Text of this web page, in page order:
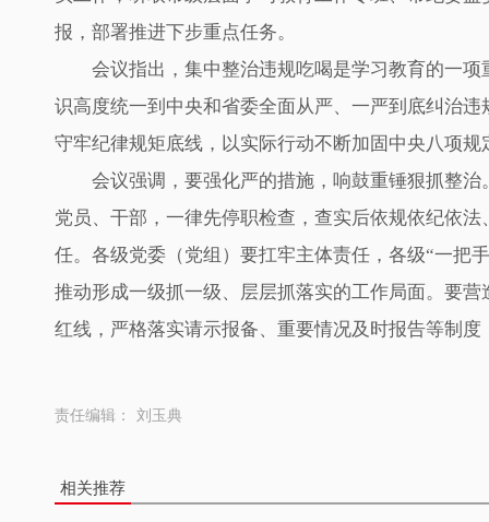
报，部署推进下步重点任务。
会议指出，集中整治违规吃喝是学习教育的一
识高度统一到中央和省委全面从严、一严到底纠治
守牢纪律规矩底线，以实际行动不断加固中央八项规
会议强调，要强化严的措施，响鼓重锤狠抓整
党员、干部，一律先停职检查，查实后依规依纪依
任。各级党委（党组）要扛牢主体责任，各级“一把
推动形成一级抓一级、层层抓落实的工作局面。要
红线，严格落实请示报备、重要情况及时报告等制
责任编辑： 刘玉典
相关推荐